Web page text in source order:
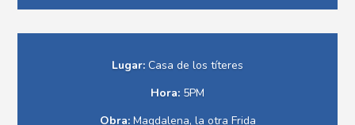
Lugar: Casa de los títeres
Hora: 5PM
Obra:Magdalena, la otra Frida